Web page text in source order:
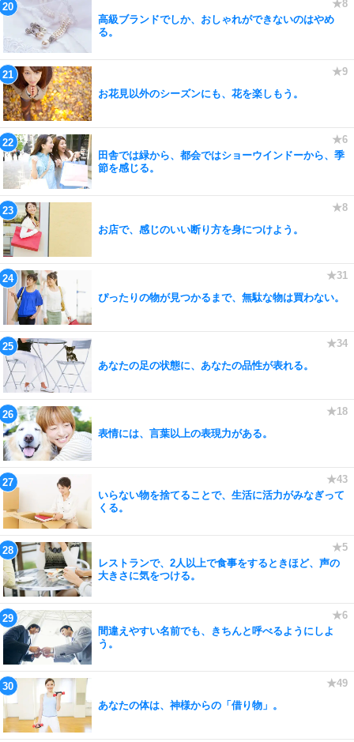
高級ブランドでしか、おしゃれができないのはやめ
る。
お花見以外のシーズンにも、花を楽しもう。
田舎では緑から、都会ではショーウインドーから、季
節を感じる。
お店で、感じのいい断り方を身につけよう。
ぴったりの物が見つかるまで、無駄な物は買わない。
あなたの足の状態に、あなたの品性が表れる。
表情には、言葉以上の表現力がある。
いらない物を捨てることで、生活に活力がみなぎって
くる。
レストランで、2人以上で食事をするときほど、声の
大きさに気をつける。
間違えやすい名前でも、きちんと呼べるようにしよ
う。
あなたの体は、神様からの「借り物」。